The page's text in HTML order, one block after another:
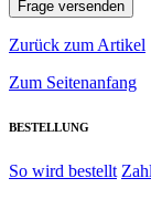
Zurück zum Artikel
Zum Seitenanfang
BESTELLUNG
So wird bestellt